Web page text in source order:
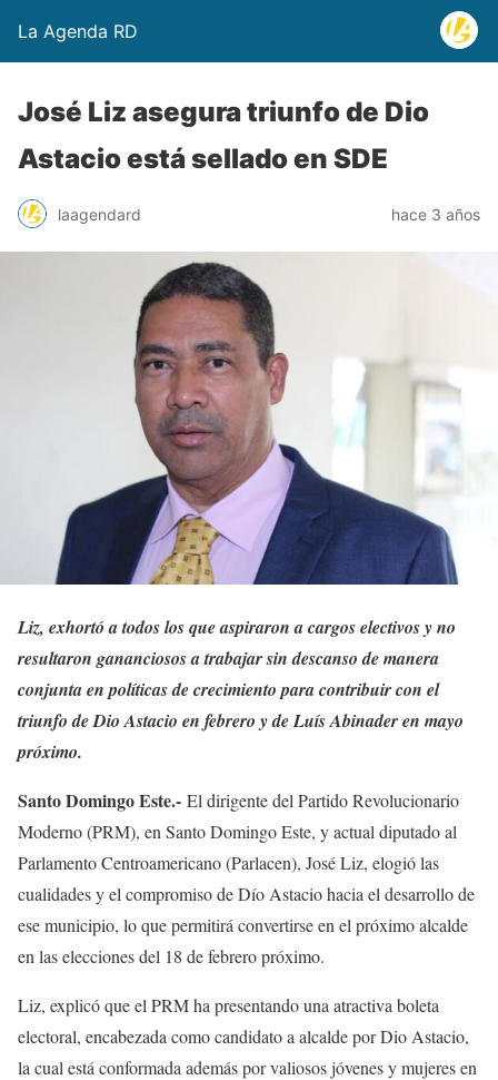
La Agenda RD
José Liz asegura triunfo de Dio
Astacio está sellado en SDE
laagendard hace 3 años
Liz, exhortó a todos los que aspiraron a cargos electivos y no
resultaron gananciosos a trabajar sin descanso de manera
conjunta en políticas de crecimiento para contribuir con el
triunfo de Dio Astacio en febrero y de Luís Abinader en mayo
próximo.
Santo Domingo Este.- El dirigente del Partido Revolucionario
Moderno (PRM), en Santo Domingo Este, y actual diputado al
Parlamento Centroamericano (Parlacen), José Liz, elogió las
cualidades y el compromiso de Dío Astacio hacia el desarrollo de
ese municipio, lo que permitirá convertirse en el próximo alcalde
en las elecciones del 18 de febrero próximo.
Liz, explicó que el PRM ha presentando una atractiva boleta
electoral, encabezada como candidato a alcalde por Dio Astacio,
la cual está conformada además por valiosos jóvenes y mujeres en